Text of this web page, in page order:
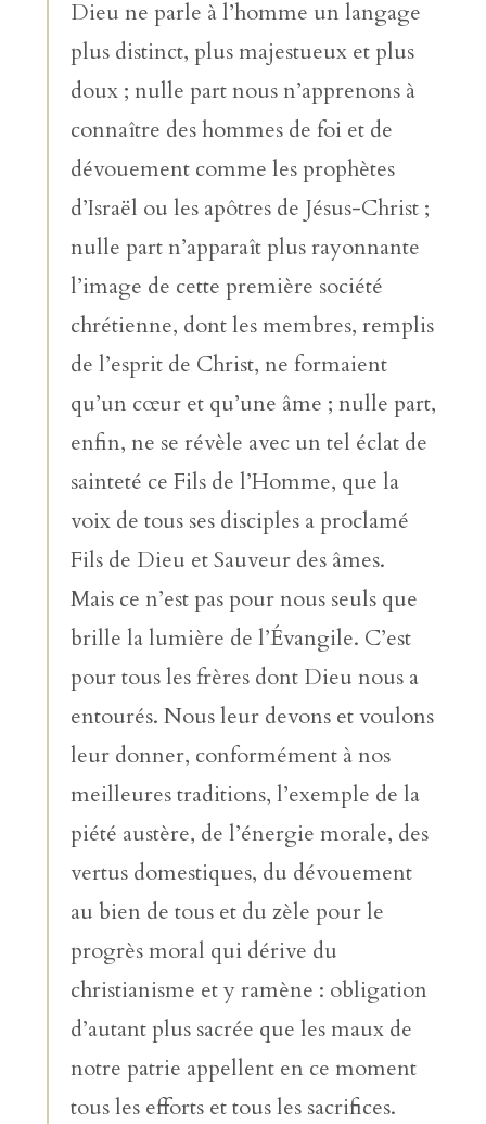
Dieu ne parle à l’homme un langage
plus distinct, plus majestueux et plus
doux ; nulle part nous n’apprenons à
connaître des hommes de foi et de
dévouement comme les prophètes
d’Israël ou les apôtres de Jésus-Christ ;
nulle part n’apparaît plus rayonnante
l’image de cette première société
chrétienne, dont les membres, remplis
de l’esprit de Christ, ne formaient
qu’un cœur et qu’une âme ; nulle part,
enfin, ne se révèle avec un tel éclat de
sainteté ce Fils de l’Homme, que la
voix de tous ses disciples a proclamé
Fils de Dieu et Sauveur des âmes.
Mais ce n’est pas pour nous seuls que
brille la lumière de l’Évangile. C’est
pour tous les frères dont Dieu nous a
entourés. Nous leur devons et voulons
leur donner, conformément à nos
meilleures traditions, l’exemple de la
piété austère, de l’énergie morale, des
vertus domestiques, du dévouement
au bien de tous et du zèle pour le
progrès moral qui dérive du
christianisme et y ramène : obligation
d’autant plus sacrée que les maux de
notre patrie appellent en ce moment
tous les efforts et tous les sacrifices.